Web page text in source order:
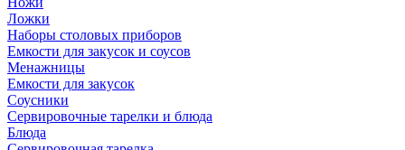
Ложки
Наборы столовых приборов
Емкости для закусок и соусов
Менажницы
Емкости для закусок
Соусники
Сервировочные тарелки и блюда
Блюда